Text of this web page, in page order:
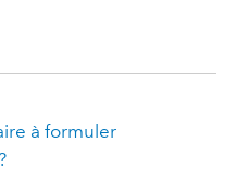
à formuler